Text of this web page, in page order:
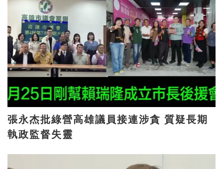
張永杰批綠營高雄議員接連涉貪 質疑長期
執政監督失靈